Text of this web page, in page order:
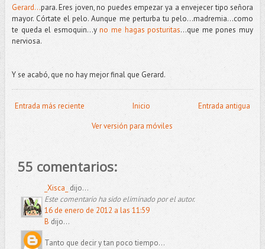
Gerard...para. Eres joven, no puedes empezar ya a envejecer tipo señora
mayor. Córtate el pelo. Aunque me perturba tu pelo…madremia…como
te queda el esmoquin…yno me hagas posturitas…que me pones muy
nerviosa.
Y se acabó, que no hay mejor final que Gerard.
Entrada más reciente Entrada antigua
Inicio
Ver versión para móviles
55 comentarios:
_Xisca_ dijo...
Este comentario ha sido eliminado por el autor.
16 de enero de 2012 a las 11:59
B dijo...
Tanto que decir y tan poco tiempo…